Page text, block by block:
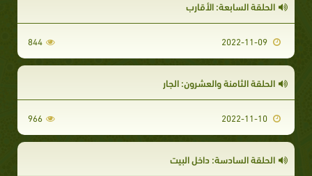
الحلقة السابعة: الأقارب
844
الحلقة الثامنة والعشرون: الجار
966
الحلقة السادسة: داخل البيت